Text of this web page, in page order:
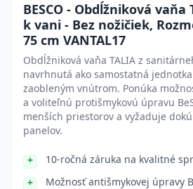
BESCO - Obdĺžniková vaňa
k vani - Bez nožičiek,
75 cm VANTAL17
Obdĺžniková vaňa TALIA z
navrhnutá ako samostatná
zaobleným vnútrom. Ponúka
a voliteľnú protišmykovú úpravu
menších priestorov a vyžaduje
panelov.
10-ročná záruka na kvalitné
Možnosť antišmykovej úpravy